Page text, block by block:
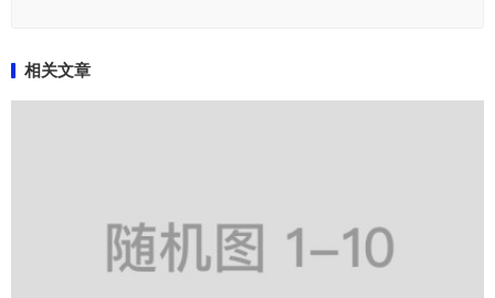
相关文章